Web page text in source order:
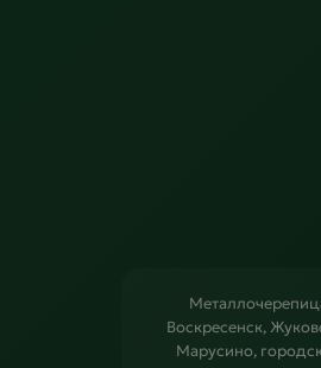
Воскресенск,
Марусино,